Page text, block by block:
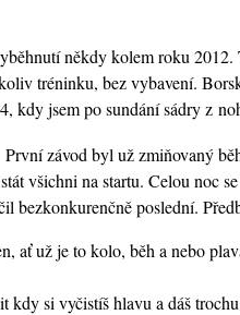
někdy kolem roku
tréninku, bez vybavení.
kdy jsem po sundání sádry z
První závod byl už zmiňovaný
všichni na startu. Celou noc
bezkonkurenčně poslední.
ať už je to kolo, běh a nebo
kdy si vyčistíš hlavu a dáš